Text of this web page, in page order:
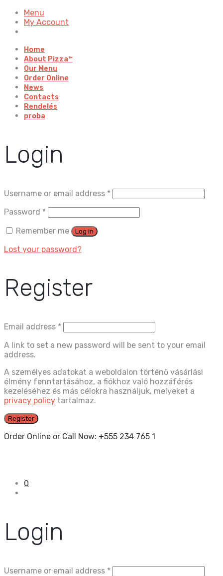
Menu
My Account
Home
About Pizza™
Our Menu
Order Online
News
Contacts
Rendelés
proba
Login
Username or email address *
Password *
Remember me
Log in
Lost your password?
Register
Email address *
A link to set a new password will be sent to your email
address.
A személyes adatokat a weboldalon történő vásárlási
élmény fenntartásához, a fiókhoz való hozzáférés
kezeléséhez és más célokra használjuk, melyeket a
privacy policy tartalmaz.
Register
Order Online or Call Now: +555 234 765 1
0
Login
Username or email address *